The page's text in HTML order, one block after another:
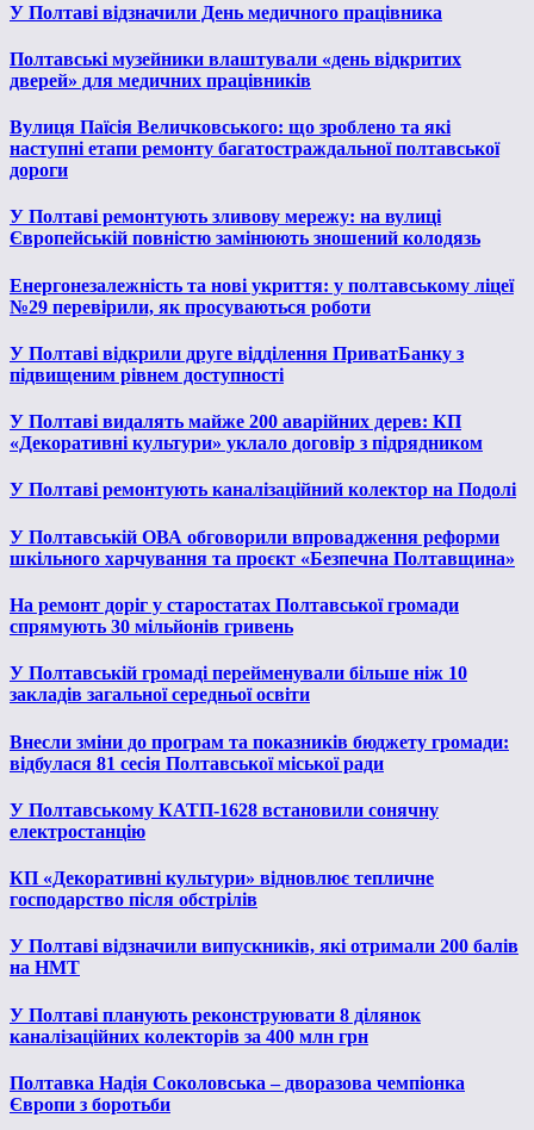
У Полтаві відзначили День медичного працівника
Полтавські музейники влаштували «день відкритих
дверей» для медичних працівників
Вулиця Паїсія Величковського: що зроблено та які
наступні етапи ремонту багатостраждальної полтавської
дороги
У Полтаві ремонтують зливову мережу: на вулиці
Європейській повністю замінюють зношений колодязь
Енергонезалежність та нові укриття: у полтавському ліцеї
№29 перевірили, як просуваються роботи
У Полтаві відкрили друге відділення ПриватБанку з
підвищеним рівнем доступності
У Полтаві видалять майже 200 аварійних дерев: КП
«Декоративні культури» уклало договір з підрядником
У Полтаві ремонтують каналізаційний колектор на Подолі
У Полтавській ОВА обговорили впровадження реформи
шкільного харчування та проєкт «Безпечна Полтавщина»
На ремонт доріг у старостатах Полтавської громади
спрямують 30 мільйонів гривень
У Полтавській громаді перейменували більше ніж 10
закладів загальної середньої освіти
Внесли зміни до програм та показників бюджету громади:
відбулася 81 сесія Полтавської міської ради
У Полтавському КАТП-1628 встановили сонячну
електростанцію
КП «Декоративні культури» відновлює тепличне
господарство після обстрілів
У Полтаві відзначили випускників, які отримали 200 балів
на НМТ
У Полтаві планують реконструювати 8 ділянок
каналізаційних колекторів за 400 млн грн
Полтавка Надія Соколовська – дворазова чемпіонка
Європи з боротьби